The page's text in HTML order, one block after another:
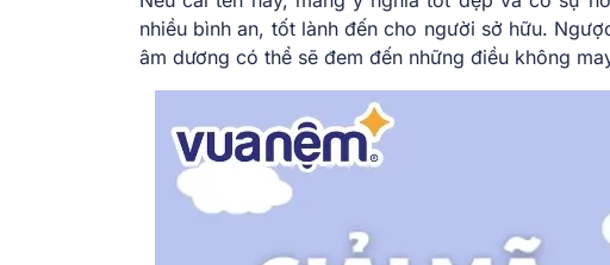
nhiều bình an, tốt lành đến cho người sở hữu.
âm dương có thể sẽ đem đến những điều không